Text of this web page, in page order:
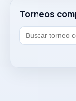
Torneos